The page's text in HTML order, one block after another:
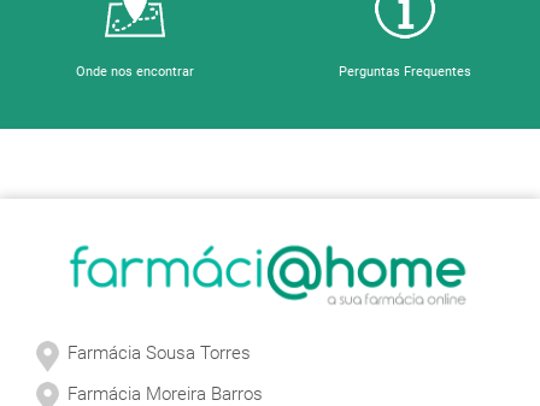
Onde nos encontrar Perguntas Frequentes
Farmácia Sousa Torres
Farmácia Moreira Barros